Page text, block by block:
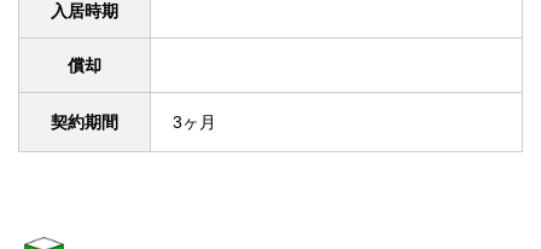
入居時期
償却
契約期間 3ヶ月